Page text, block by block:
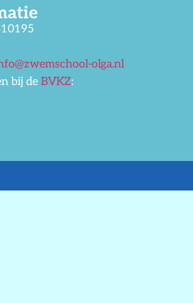
olga.nl
bij de BVKZ: